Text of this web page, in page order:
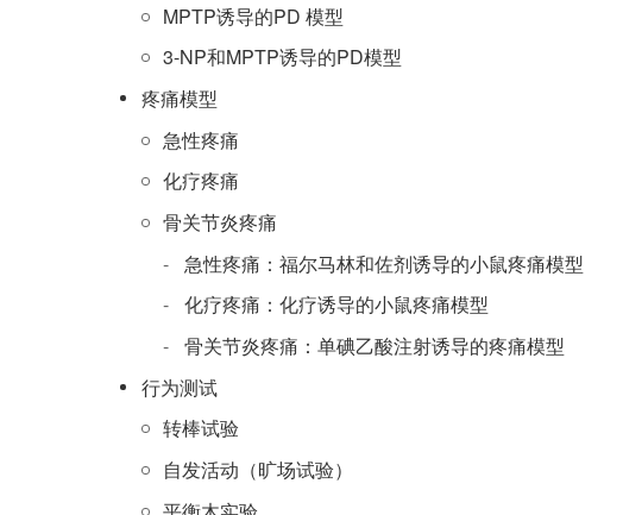
MPTP诱导的PD 模型
3-NP和MPTP诱导的PD模型
疼痛模型
急性疼痛
化疗疼痛
骨关节炎疼痛
急性疼痛：福尔马林和佐剂诱导的小鼠疼痛模型
化疗疼痛：化疗诱导的小鼠疼痛模型
骨关节炎疼痛：单碘乙酸注射诱导的疼痛模型
行为测试
转棒试验
自发活动（旷场试验）